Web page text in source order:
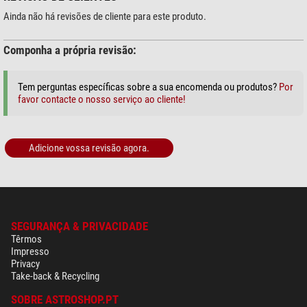
+ Mostrar mais acessórios nesta categoria: 2
Manutenção & limpeza (1)
Omegon Pano de limpeza
$ 19,90*
*Todos os preços incluem imposto e custos de remessa.
Ainda não há revisões de cliente para este produto.
Componha a própria revisão:
Tem perguntas específicas sobre a sua encomenda ou produtos? Por
favor contacte o nosso serviço ao cliente!
Adicione vossa revisão agora.
SEGURANÇA & PRIVACIDADE
Têrmos
Impresso
Privacy
Take-back & Recycling
SOBRE ASTROSHOP.PT